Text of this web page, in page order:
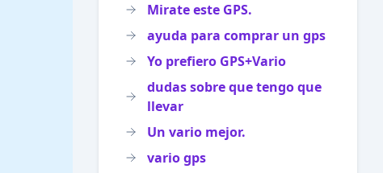
Mirate este GPS.
ayuda para comprar un gps
Yo prefiero GPS+Vario
dudas sobre que tengo que
llevar
Un vario mejor.
vario gps